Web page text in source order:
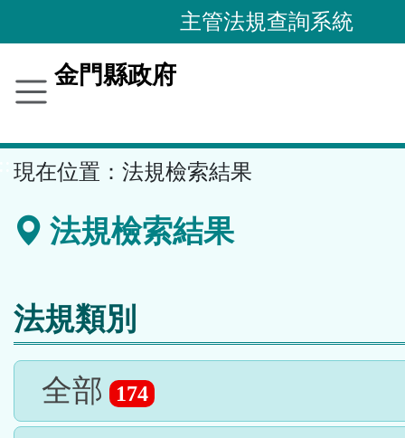
到
要
容
區
主管法規查詢系統
金門縣政府
現在位置： 法規檢索結果
法規檢索結果
法規類別
全部 174